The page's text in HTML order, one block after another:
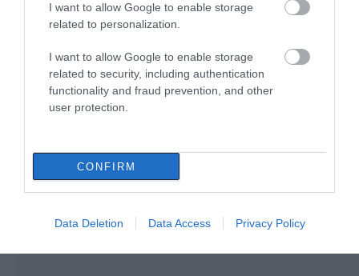
I want to allow Google to enable storage
related to personalization.
I want to allow Google to enable storage
related to security, including authentication
functionality and fraud prevention, and other
user protection.
CONFIRM
Data Deletion Data Access Privacy Policy
Εύβοια: Η μαύρη επέτειος της
καταστροφικής πυρκαγιάς – Το
Εύβοια: Πότε θα γίνει ο
καθιερωμένος έρανος για το
08.08.2026 | 19:40
Α. Ο. Χαλκίς: Στον
αγιασμό ο
Μητροπολίτης – Η
κίνηση του κ.
Χρυσόστομου μέσα στο
γήπεδο που συγκίνησε
Παναθηναϊκού και
ΠΑΟΚ στα
προκριματικά